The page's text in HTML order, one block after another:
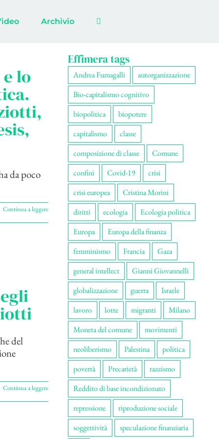
Archivio
lo
da poco
Continua a leggere
del
Continua a leggere
Effimera tags
Andrea Fumagalli
autorganizzazione
Bio-capitalismo cognitivo
biopolitica
biopotere
capitalismo
classe
composizione di classe
Comune
confini
Covid-19
crisi
crisi europea
Cristina Morini
diritti
ecologia
Ecologia politica
Europa
Europa della finanza
femminismo
Francia
Gaza
general intellect
Gianni Giovannelli
globalizzazione
guerra
Israele
lavoro
lotte migranti
Milano
Moneta del comune
movimenti
neoliberismo
Palestina
politica
povertà
Precarietà
razzismo
Reddito di base incondizionato
repressione
riproduzione sociale
soggettività
speculazione finanziaria